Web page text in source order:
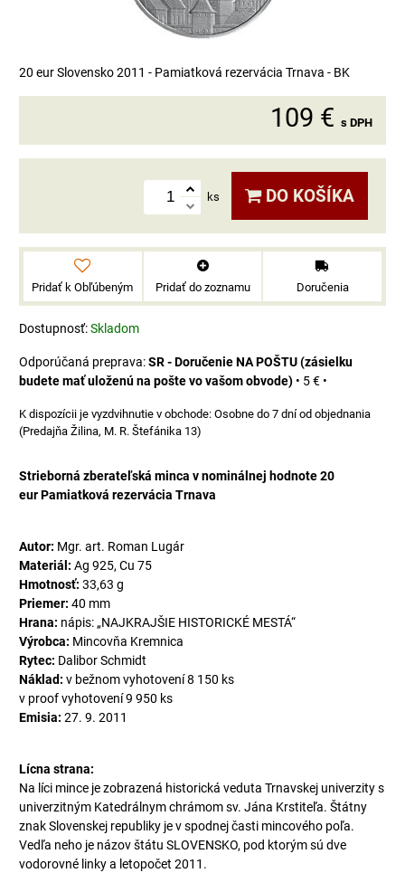
20 eur Slovensko 2011 - Pamiatková rezervácia Trnava - BK
109 € s DPH
ks DO KOŠÍKA
Pridať k Obľúbeným Pridať do zoznamu Doručenia
Dostupnosť:Skladom
SR - Doručenie NA POŠTU (zásielku
budete mať uloženú na pošte vo vašom obvode) • 5 € •
Osobne do 7 dní od objednania
(Predajňa Žilina, M. R. Štefánika 13)
Strieborná zberateľská minca v nominálnej hodnote 20
eur Pamiatková rezervácia Trnava
Autor: Mgr. art. Roman Lugár
Materiál: Ag 925, Cu 75
Hmotnosť: 33,63 g
Priemer: 40 mm
Hrana: nápis: „NAJKRAJŠIE HISTORICKÉ MESTÁ“
Výrobca: Mincovňa Kremnica
Rytec: Dalibor Schmidt
Náklad: v bežnom vyhotovení 8 150 ks
v proof vyhotovení 9 950 ks
Emisia: 27. 9. 2011
Lícna strana:
Na líci mince je zobrazená historická veduta Trnavskej univerzity s
univerzitným Katedrálnym chrámom sv. Jána Krstiteľa. Štátny
znak Slovenskej republiky je v spodnej časti mincového poľa.
Vedľa neho je názov štátu SLOVENSKO, pod ktorým sú dve
vodorovné linky a letopočet 2011.